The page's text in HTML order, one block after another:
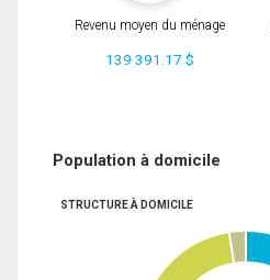
Revenu moyen du ménage
139 391.17 $
Population à domicile
STRUCTURE À DOMICILE